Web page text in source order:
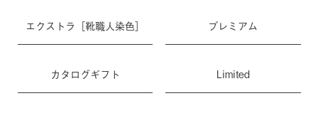
エクストラ［靴職人染色］ プレミアム
カタログギフト Limited